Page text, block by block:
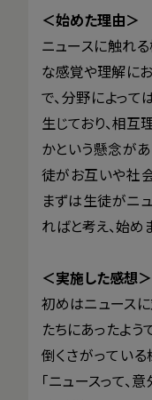
＜始めた理由＞
ニュースに触れ
な感覚や理解に
で、分野によっ
生じており、相
かという懸念が
徒がお互いや社
まずは生徒がニ
ればと考え、始め
＜実施した感想＞
初めはニュース
たちにあったよ
倒くさがってい
「ニュースって、